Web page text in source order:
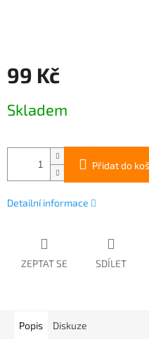
99 Kč
cena:
Skladem
Přidat do
Detailní informace
ZEPTAT SE SDÍLET
Popis Diskuze